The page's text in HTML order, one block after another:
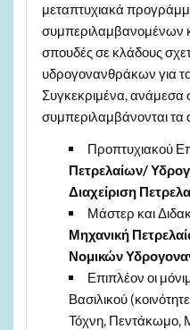
μεταπτυχιακά
συμπεριλαμβανομένων
σπουδές σε κλάδους
υδρογονανθράκων για
Συγκεκριμένα, ανάμεσα
συμπεριλαμβάνονται
Προπτυχιακού
Πετρελαίων/
Διαχείριση
Μάστερ και
Μηχανική
Νομικών
Επιπλέον οι
Βασιλικού
Τόχνη, Πεντάκωμο,